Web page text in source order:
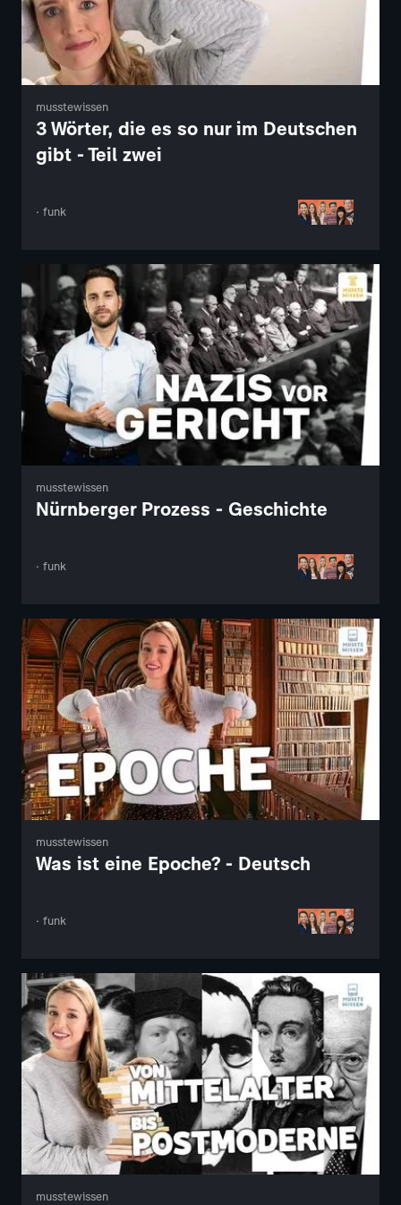
musstewissen
3 Wörter, die es so nur im Deutschen
gibt - Teil zwei
· funk
musstewissen
Nürnberger Prozess - Geschichte
· funk
musstewissen
Was ist eine Epoche? - Deutsch
· funk
musstewissen